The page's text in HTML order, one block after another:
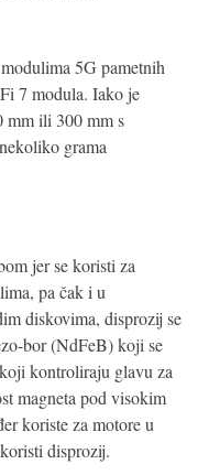
5G pametnih
7 modula. Iako je
mm ili 300 mm s
grama
jer se koristi za
pa čak i u
diskovima, disprozij se
bor (NdFeB) koji se
kontroliraju glavu za
magneta pod visokim
koriste za motore u
disprozij.